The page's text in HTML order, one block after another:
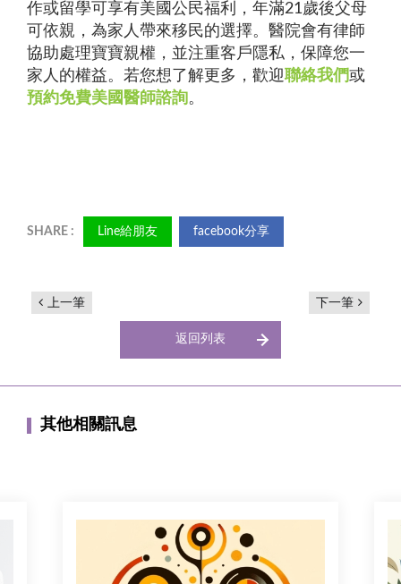
作或留學可享有美國公民福利，年滿21歲後父母
可依親，為家人帶來移民的選擇。醫院會有律師
協助處理寶寶親權，並注重客戶隱私，保障您一
家人的權益。若您想了解更多，歡迎聯絡我們或
預約免費美國醫師諮詢 。
Line給朋友 facebook分享
上一筆 下一筆
返回列表
其他相關訊息